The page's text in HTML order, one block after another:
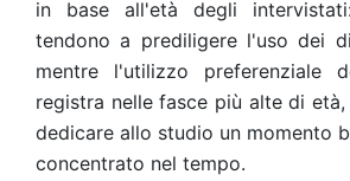
in base all'età degli
tendono a prediligere l'uso dei
mentre l'utilizzo preferenziale
registra nelle fasce più alte di
dedicare allo studio un momento
concentrato nel tempo.